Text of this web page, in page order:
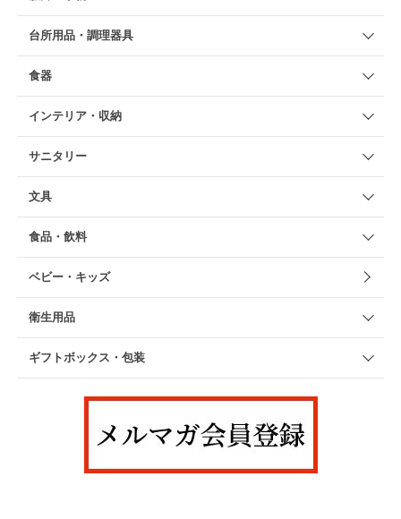
台所用品・調理器具
食器
インテリア・収納
サニタリー
文具
食品・飲料
ベビー・キッズ
衛生用品
ギフトボックス・包装